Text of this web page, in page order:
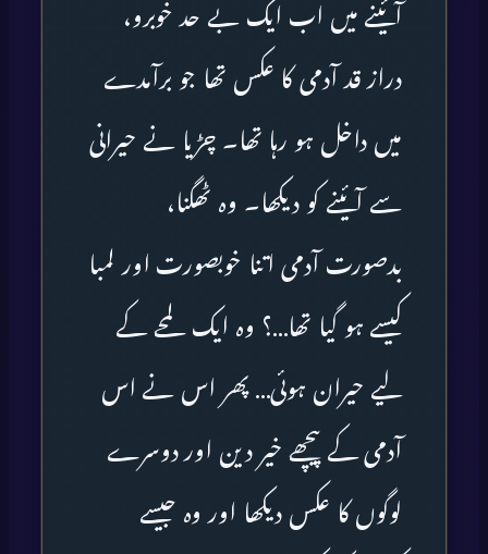
آئینے میں اب ایک بے حد خوبرو،
دراز قد آدمی کا عکس تھا جو برآمدے
میں داخل ہو رہا تھا۔ چڑیا نے حیرانی
سے آئینے کو دیکھا۔ وہ ٹھگنا،
بدصورت آدمی اتنا خوبصورت اور لمبا
کیسے ہو گیا تھا…؟ وہ ایک لمحے کے
لیے حیران ہوئی… پھر اس نے اس
آدمی کے پیچھے خیر دین اور دوسرے
لوگوں کا عکس دیکھا اور وہ جیسے